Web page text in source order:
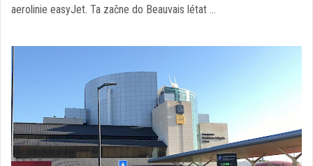
aerolinie easyJet. Ta začne do Beauvais létat …